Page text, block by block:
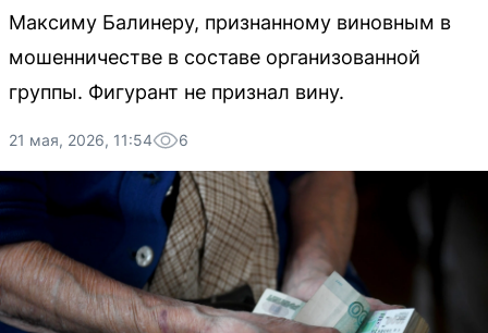
Максиму Балинеру, признанному виновным в
мошенничестве в составе организованной
группы. Фигурант не признал вину.
21 мая, 2026, 11:54 6